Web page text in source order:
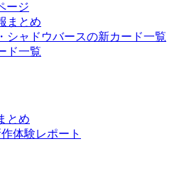
ージ
まとめ
シャドウバースの新カード一覧
ド一覧
とめ
体験レポート